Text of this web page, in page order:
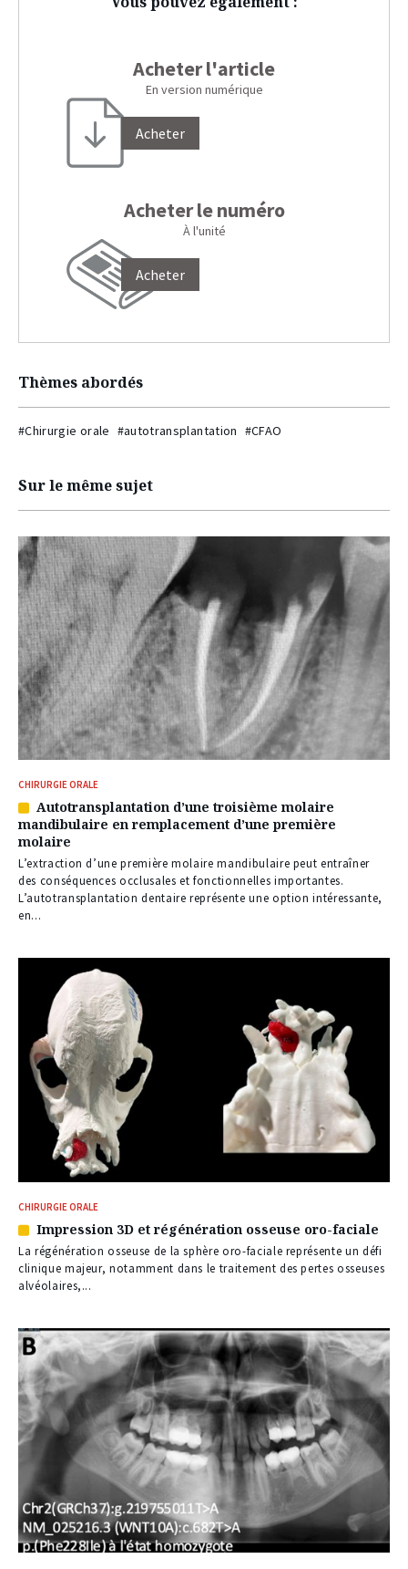
Acheter l'article
En version numérique
Acheter
Acheter le numéro
À l'unité
Acheter
Thèmes abordés
#Chirurgie orale #autotransplantation #CFAO
Sur le même sujet
CHIRURGIE ORALE
Article
réservé
à
nos
abonnés
Autotransplantation d’une troisième molaire
mandibulaire en remplacement d’une première
molaire
L’extraction d’une première molaire mandibulaire peut entraîner
des conséquences occlusales et fonctionnelles importantes.
L’autotransplantation dentaire représente une option intéressante,
en...
CHIRURGIE ORALE
Article
réservé
à
nos
Impression 3D et régénération osseuse oro-faciale
La régénération osseuse de la sphère oro-faciale représente un défi
clinique majeur, notamment dans le traitement des pertes osseuses
alvéolaires,...